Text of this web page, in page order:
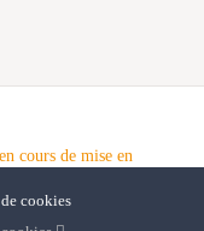
cours de mise en
cookies